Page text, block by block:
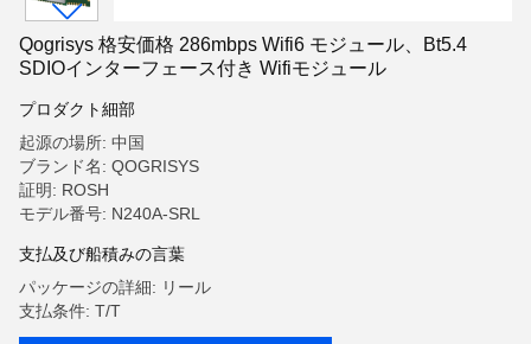
Qogrisys 格安価格 286mbps Wifi6 モジュール、Bt5.4
SDIOインターフェース付き Wifiモジュール
プロダクト細部
起源の場所: 中国
ブランド名: QOGRISYS
証明: ROSH
モデル番号: N240A-SRL
支払及び船積みの言葉
パッケージの詳細: リール
支払条件: T/T